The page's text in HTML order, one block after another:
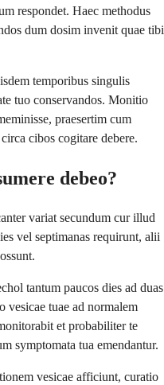
respondet. Haec methodus
dum dosim invenit quae tibi
temporibus singulis
tuo conservandos. Monitio
praesertim cum
cibos cogitare debere.
debeo?
variat secundum cur illud
vel septimanas requirunt, alii
tantum paucos dies ad duas
vesicae tuae ad normalem
et probabiliter te
symptomata tua emendantur.
vesicae afficiunt, curatio